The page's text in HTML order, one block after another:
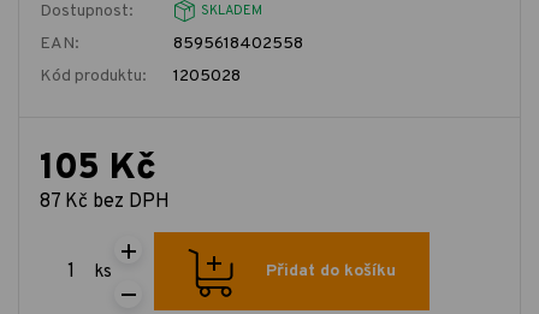
Dostupnost:
SKLADEM
EAN:
8595618402558
Kód produktu:
1205028
105 Kč
87 Kč bez DPH
ks Přidat do košíku